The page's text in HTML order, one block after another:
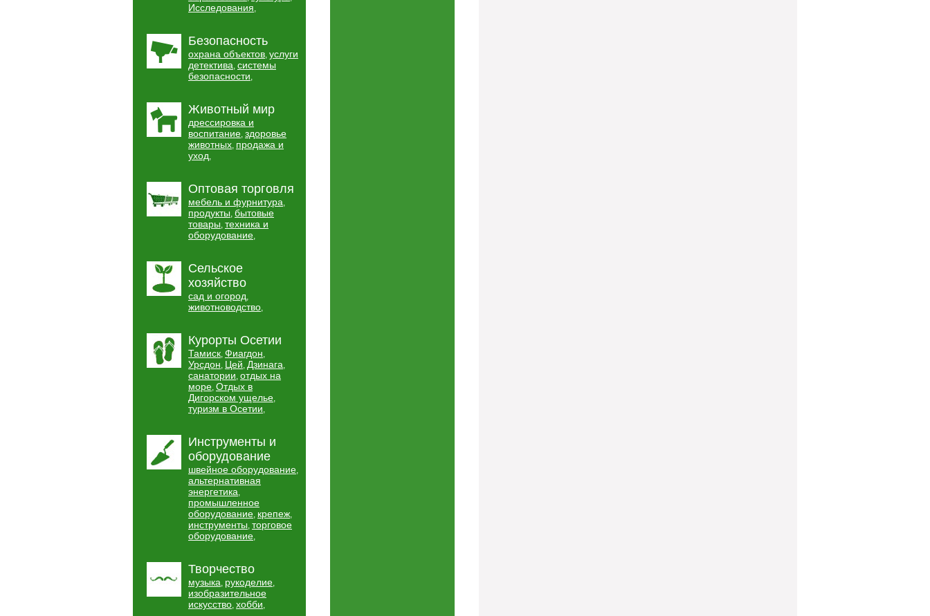
Исследования,
Безопасность
охрана объектов, услуги
детектива, системы
безопасности,
Животный мир
дрессировка и
воспитание, здоровье
животных, продажа и
уход,
Оптовая торговля
мебель и фурнитура,
продукты, бытовые
товары, техника и
оборудование,
Сельское
хозяйство
сад и огород,
животноводство,
Курорты Осетии
Тамиск, Фиагдон,
Урсдон, Цей, Дзинага,
санатории, отдых на
море, Отдых в
Дигорском ущелье,
туризм в Осетии,
Инструменты и
оборудование
швейное оборудование,
альтернативная
энергетика,
промышленное
оборудование, крепеж,
инструменты, торговое
оборудование,
Творчество
музыка, рукоделие,
изобразительное
искусство, хобби,